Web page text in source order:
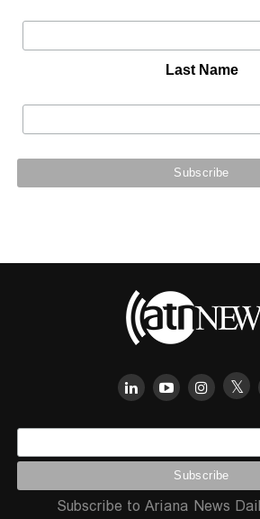
Last Name
Subscribe to Ariana News